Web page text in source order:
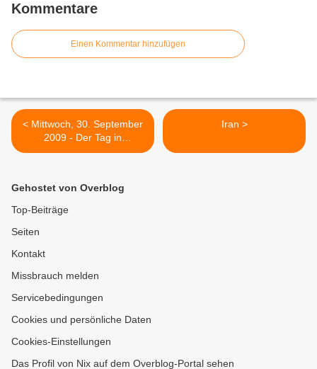
Kommentare
Einen Kommentar hinzufügen
< Mittwoch, 30. September
2009 - Der Tag in
Stichworten
Iran >
Gehostet von Overblog
Top-Beiträge
Seiten
Kontakt
Missbrauch melden
Servicebedingungen
Cookies und persönliche Daten
Cookies-Einstellungen
Das Profil von Nix auf dem Overblog-Portal sehen